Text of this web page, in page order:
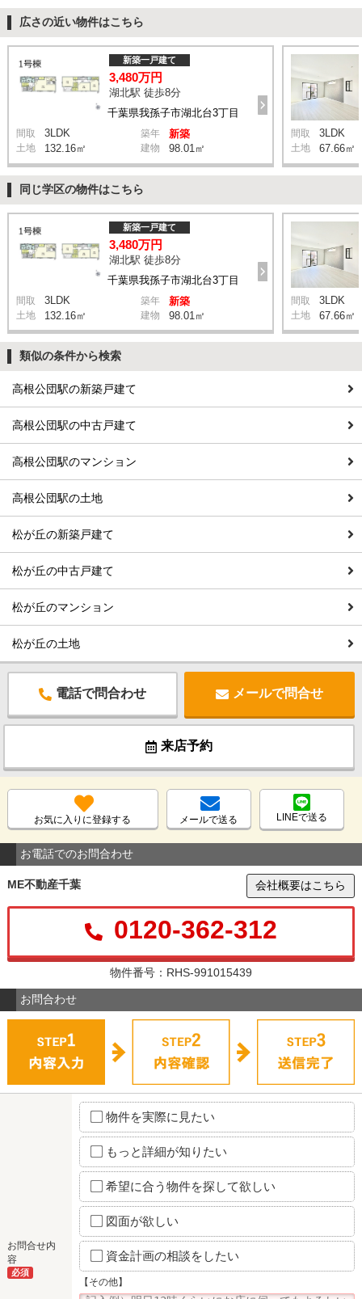
広さの近い物件はこちら
千葉県我孫子市湖北台3丁目
新築一戸建て
3,480万円
湖北駅 徒歩8分
間取 3LDK 築年 新築
土地 132.16㎡ 建物 98.01㎡
間取 3LDK
土地 67.66㎡
同じ学区の物件はこちら
千葉県我孫子市湖北台3丁目
新築一戸建て
3,480万円
湖北駅 徒歩8分
間取 3LDK 築年 新築
土地 132.16㎡ 建物 98.01㎡
間取 3LDK
土地 67.66㎡
類似の条件から検索
高根公団駅の新築戸建て
高根公団駅の中古戸建て
高根公団駅のマンション
高根公団駅の土地
松が丘の新築戸建て
松が丘の中古戸建て
松が丘のマンション
松が丘の土地
電話で問合わせ メールで問合せ
来店予約
お気に入りに登録する メールで送る LINEで送る
お電話でのお問合わせ
ME不動産千葉 会社概要はこちら
0120-362-312
物件番号：RHS-991015439
お問合わせ
お問合せ内
容
必須
物件を実際に見たい
もっと詳細が知りたい
希望に合う物件を探して欲しい
図面が欲しい
資金計画の相談をしたい
【その他】